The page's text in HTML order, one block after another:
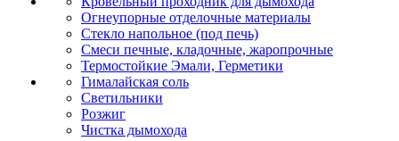
Огнеупорные отделочные материалы
Стекло напольное (под печь)
Смеси печные, кладочные, жаропрочные
Термостойкие Эмали, Герметики
Гималайская соль
Светильники
Розжиг
Чистка дымохода